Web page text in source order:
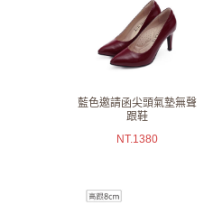
藍色邀請函尖頭氣墊無聲
跟鞋
NT.1380